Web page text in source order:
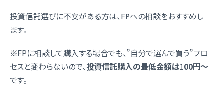
投資信託選びに不安がある方は、FPへの相談をおすすめし
ます。
※FPに相談して購入する場合でも、”自分で選んで買う”プロ
セスと変わらないので、投資信託購入の最低金額は100円〜
です。